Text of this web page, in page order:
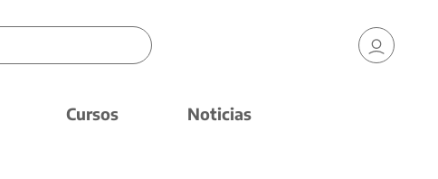
Cursos Noticias